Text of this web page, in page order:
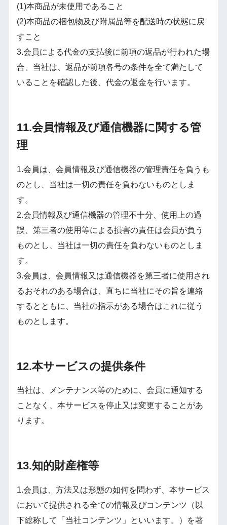
(1)本商品が未使用であること
(2)本商品の梱包物及び附属品等を配送時の状態に戻
すこと
3.会員による代金の支払後に前項の返品が行われた場
合、当社は、返品が前項各号の条件を全て満たして
いることを確認した後、代金の返金を行います。
11.会員情報及び通信機器に関する管
理
1.会員は、会員情報及び通信機器の管理責任を負うも
のとし、当社は一切の責任を負わないものとしま
す。
2.会員情報及び通信機器の管理不十分、使用上の過
誤、第三者の使用等による損害の責任は会員が負う
ものとし、当社は一切の責任を負わないものとしま
す。
3.会員は、会員情報又は通信機器を第三者に使用され
るおそれのある場合は、直ちに当社にその旨を連絡
するとともに、当社の指示がある場合はこれに従う
ものとします。
12.本サービスの提供条件
当社は、メンテナンス等のために、会員に通知する
ことなく、本サービスを停止又は変更することがあ
ります。
13.知的財産権等
1.会員は、方法又は形態の如何を問わず、本サービス
において提供される全ての情報及びコンテンツ（以
下総称して「当社コンテンツ」といいます。）を著